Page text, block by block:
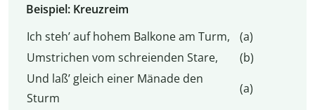
Beispiel: Kreuzreim
Ich steh’ auf hohem Balkone am Turm,
(a)
Umstrichen vom schreienden Stare,
(b)
Und laß’ gleich einer Mänade den
Sturm
(a)